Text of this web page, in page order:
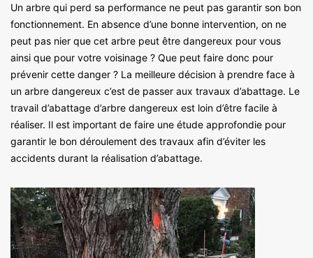
Un arbre qui perd sa performance ne peut pas garantir son bon
fonctionnement. En absence d’une bonne intervention, on ne
peut pas nier que cet arbre peut être dangereux pour vous
ainsi que pour votre voisinage ? Que peut faire donc pour
prévenir cette danger ? La meilleure décision à prendre face à
un arbre dangereux c’est de passer aux travaux d’abattage. Le
travail d’abattage d’arbre dangereux est loin d’être facile à
réaliser. Il est important de faire une étude approfondie pour
garantir le bon déroulement des travaux afin d’éviter les
accidents durant la réalisation d’abattage.